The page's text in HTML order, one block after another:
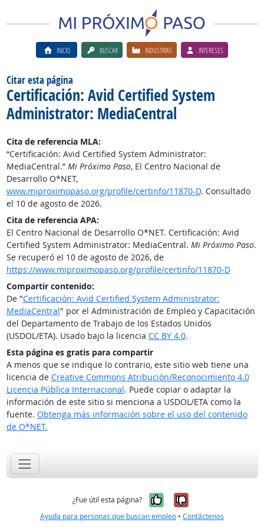
INICIO BUSCAR INDUSTRIAS INTERESES
Citar esta página
Certificación: Avid Certified System
Administrator: MediaCentral
Cita de referencia MLA:
“Certificación: Avid Certified System Administrator:
MediaCentral.” Mi Próximo Paso, El Centro Nacional de
Desarrollo O*NET,
www.miproximopaso.org/profile/certinfo/11870-D. Consultado
el 10 de agosto de 2026.
Cita de referencia APA:
El Centro Nacional de Desarrollo O*NET. Certificación: Avid
Certified System Administrator: MediaCentral. Mi Próximo Paso.
Se recuperó el 10 de agosto de 2026, de
https://www.miproximopaso.org/profile/certinfo/11870-D
Compartir contenido:
De "Certificación: Avid Certified System Administrator:
MediaCentral" por el Administración de Empleo y Capacitación
del Departamento de Trabajo de los Estados Unidos
(USDOL/ETA). Usado bajo la licencia CC BY 4.0.
Esta página es gratis para compartir
A menos que se indique lo contrario, este sitio web tiene una
licencia de Creative Commons Atribución/Reconocimiento 4.0
Licencia Pública Internacional. Puede copiar o adaptar la
información de este sitio si menciona a USDOL/ETA como la
fuente. Obtenga más información sobre el uso del contenido
de O*NET.
¿Fue útil esta página? Sí, fue útil
No, no fue
Ayuda para personas que buscan empleo • Contáctenos